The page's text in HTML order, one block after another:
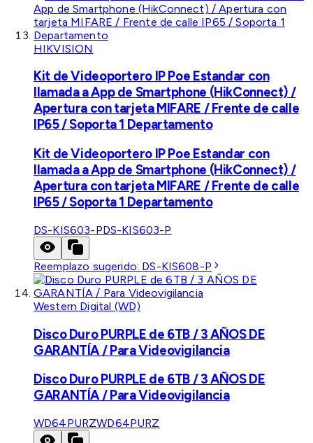
HIKVISION
Kit de Videoportero IP Poe Estandar con
llamada a App de Smartphone (HikConnect) /
Apertura con tarjeta MIFARE / Frente de calle
IP65 / Soporta 1 Departamento
Kit de Videoportero IP Poe Estandar con
llamada a App de Smartphone (HikConnect) /
Apertura con tarjeta MIFARE / Frente de calle
IP65 / Soporta 1 Departamento
DS-KIS603-PDS-KIS603-P
Reemplazo sugerido: DS-KIS608-P
Western Digital (WD)
Disco Duro PURPLE de 6TB / 3 AÑOS DE
GARANTÍA / Para Videovigilancia
Disco Duro PURPLE de 6TB / 3 AÑOS DE
GARANTÍA / Para Videovigilancia
WD64PURZWD64PURZ